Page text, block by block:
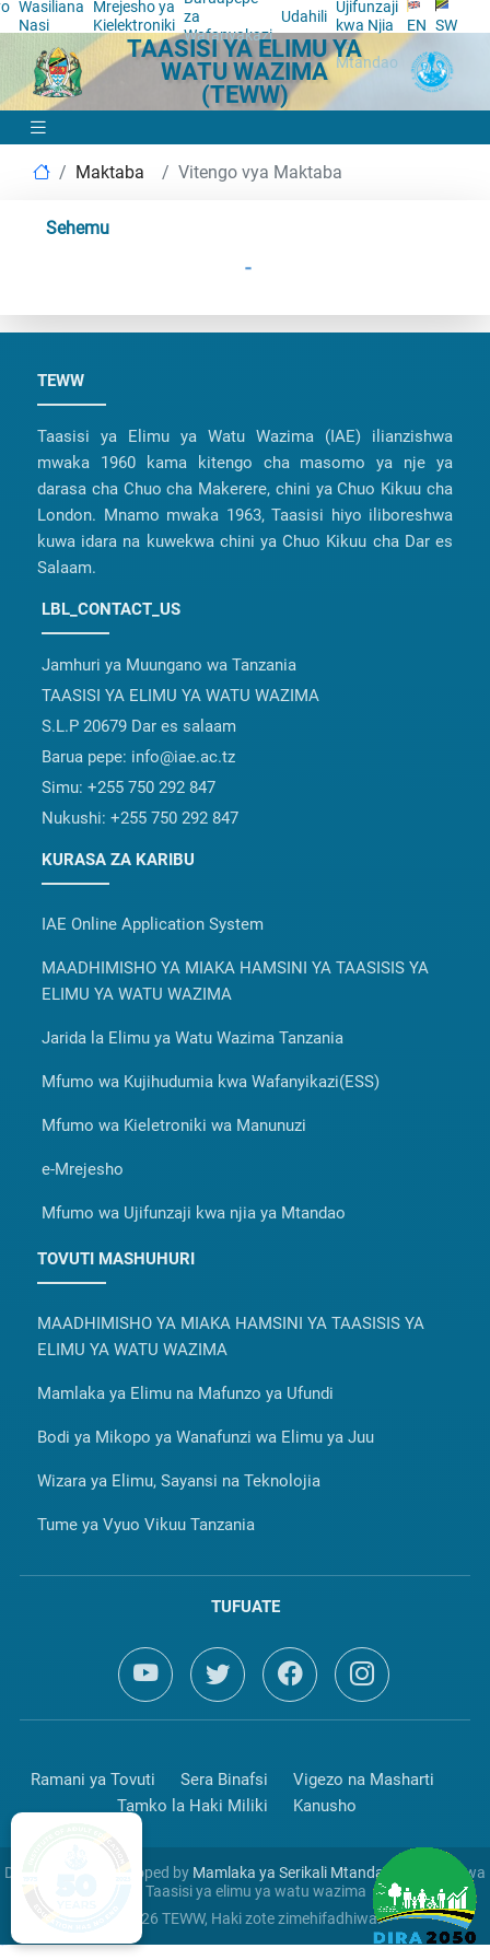
Wasiliana
Nasi
Mrejesho ya
Kielektroniki za
Wafanyakazi
Udahili Ujifunzaji
kwa Njia
ya
Mtandao
EN SW
TAASISI YA ELIMU YA
WATU WAZIMA
(TEWW)
Maktaba Vitengo vya Maktaba
Sehemu
-
TEWW
Taasisi ya Elimu ya Watu Wazima (IAE) ilianzishwa
mwaka 1960 kama kitengo cha masomo ya nje ya
darasa cha Chuo cha Makerere, chini ya Chuo Kikuu cha
London. Mnamo mwaka 1963, Taasisi hiyo iliboreshwa
kuwa idara na kuwekwa chini ya Chuo Kikuu cha Dar es
Salaam.
LBL_CONTACT_US
Jamhuri ya Muungano wa Tanzania
TAASISI YA ELIMU YA WATU WAZIMA
S.L.P 20679 Dar es salaam
Barua pepe: info@iae.ac.tz
Simu: +255 750 292 847
Nukushi: +255 750 292 847
KURASA ZA KARIBU
IAE Online Application System
MAADHIMISHO YA MIAKA HAMSINI YA TAASISIS YA
ELIMU YA WATU WAZIMA
Jarida la Elimu ya Watu Wazima Tanzania
Mfumo wa Kujihudumia kwa Wafanyikazi(ESS)
Mfumo wa Kieletroniki wa Manunuzi
e-Mrejesho
Mfumo wa Ujifunzaji kwa njia ya Mtandao
TOVUTI MASHUHURI
MAADHIMISHO YA MIAKA HAMSINI YA TAASISIS YA
ELIMU YA WATU WAZIMA
Mamlaka ya Elimu na Mafunzo ya Ufundi
Bodi ya Mikopo ya Wanafunzi wa Elimu ya Juu
Wizara ya Elimu, Sayansi na Teknolojia
Tume ya Vyuo Vikuu Tanzania
TUFUATE
Ramani ya Tovuti Sera Binafsi
Vigezo na Masharti
Tamko la Haki Miliki
Kanusho
Designed and Developed by Mamlaka ya Serikali Mtandao
Huendeshwa
na Taasisi ya elimu ya watu wazima
© 2026 TEWW, Haki zote zimehifadhiwa.